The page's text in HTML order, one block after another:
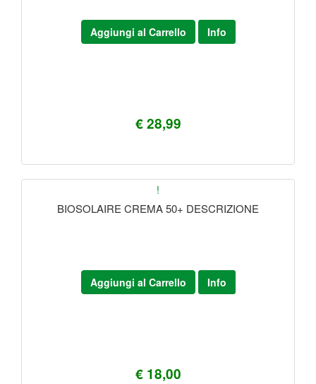
€ 28,99
Aggiungi al Carrello Info
!
BIOSOLAIRE CREMA 50+ DESCRIZIONE
€ 18,00
Aggiungi al Carrello Info